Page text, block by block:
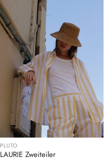
PLUTO
LAURIE Zweiteiler